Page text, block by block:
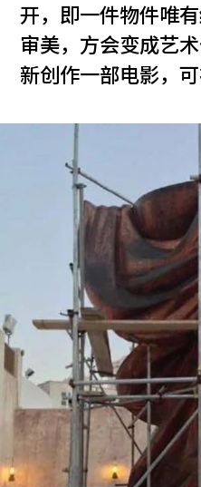
开，即一件物件唯
审美，方会变成艺
新创作一部电影，